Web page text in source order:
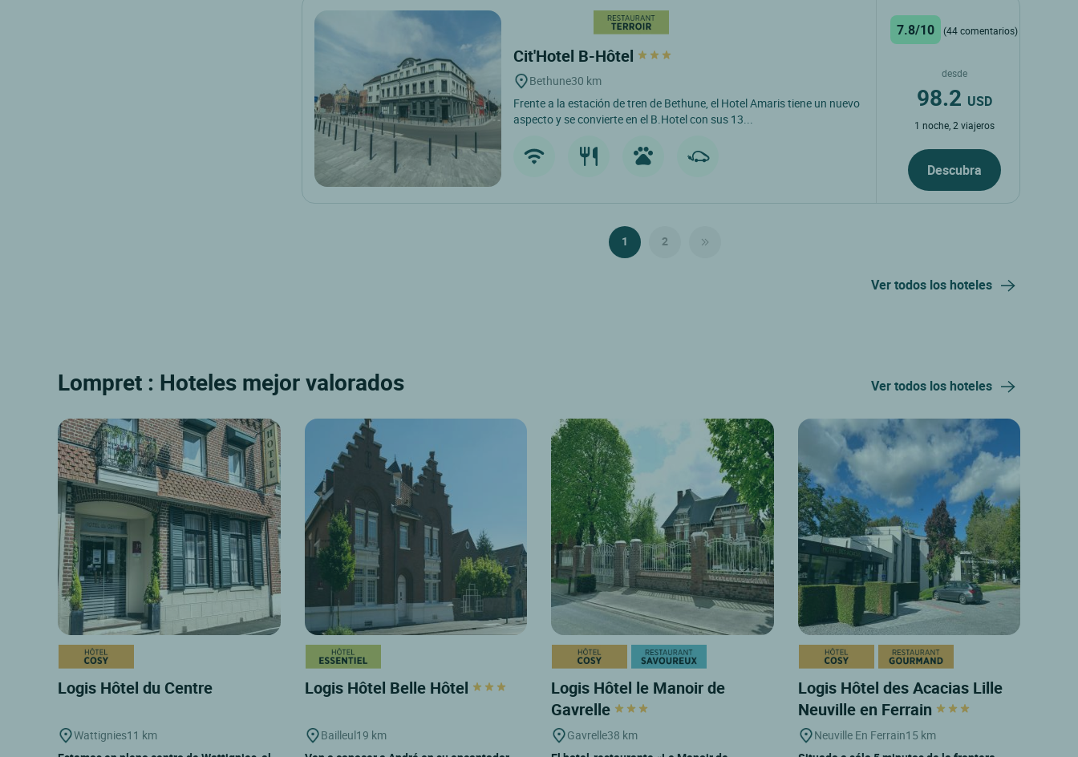
Cit'Hotel B-Hôtel
Bethune30 km
Frente a la estación de tren de Bethune, el Hotel Amaris tiene un nuevo
aspecto y se convierte en el B.Hotel con sus 13...
7.8/10 (44 comentarios)
desde
98.2 USD
1 noche, 2 viajeros
Descubra
1 2
Ver todos los hoteles
Lompret : Hoteles mejor valorados Ver todos los hoteles
Logis Hôtel du Centre
Wattignies11 km
Logis Hôtel Belle Hôtel
Bailleul19 km
Logis Hôtel le Manoir de
Gavrelle
Gavrelle38 km
Logis Hôtel des Acacias Lille
Neuville en Ferrain
Neuville En Ferrain15 km